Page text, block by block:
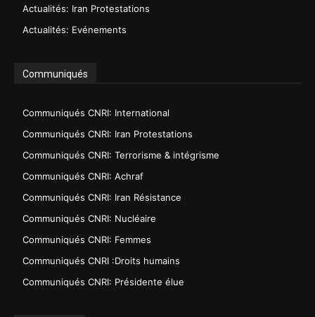
Actualités: Iran Protestations
Actualités: Evénements
Communiqués
Communiqués CNRI: International
Communiqués CNRI: Iran Protestations
Communiqués CNRI: Terrorisme & intégrisme
Communiqués CNRI: Achraf
Communiqués CNRI: Iran Résistance
Communiqués CNRI: Nucléaire
Communiqués CNRI: Femmes
Communiqués CNRI :Droits humains
Communiqués CNRI: Présidente élue